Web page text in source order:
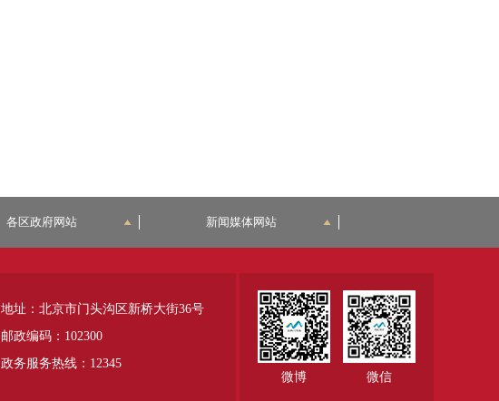
各区政府网站 新闻媒体网站
微博 微信
地址：北京市门头沟区新桥大街36号
邮政编码：102300
政务服务热线：12345